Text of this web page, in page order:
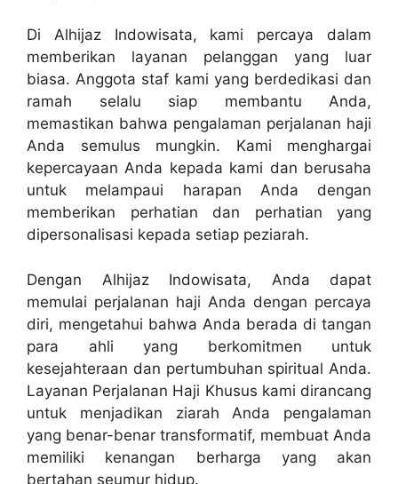
Di Alhijaz Indowisata, kami percaya dalam
memberikan layanan pelanggan yang luar
biasa. Anggota staf kami yang berdedikasi dan
ramah selalu siap membantu Anda,
memastikan bahwa pengalaman perjalanan haji
Anda semulus mungkin. Kami menghargai
kepercayaan Anda kepada kami dan berusaha
untuk melampaui harapan Anda dengan
memberikan perhatian dan perhatian yang
dipersonalisasi kepada setiap peziarah.
Dengan Alhijaz Indowisata, Anda dapat
memulai perjalanan haji Anda dengan percaya
diri, mengetahui bahwa Anda berada di tangan
para ahli yang berkomitmen untuk
kesejahteraan dan pertumbuhan spiritual Anda.
Layanan Perjalanan Haji Khusus kami dirancang
untuk menjadikan ziarah Anda pengalaman
yang benar-benar transformatif, membuat Anda
memiliki kenangan berharga yang akan
bertahan seumur hidup.